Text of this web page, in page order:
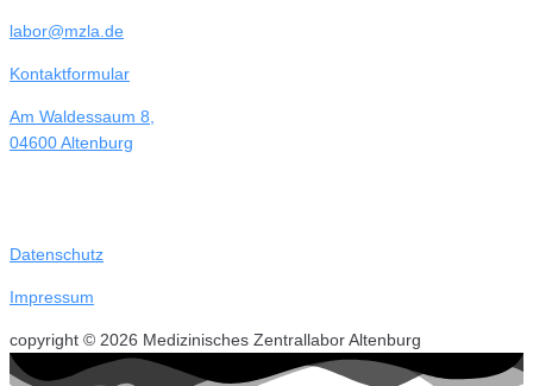
labor@mzla.de
Kontaktformular
Am Waldessaum 8,
04600 Altenburg
Datenschutz
Impressum
copyright © 2026 Medizinisches Zentrallabor Altenburg